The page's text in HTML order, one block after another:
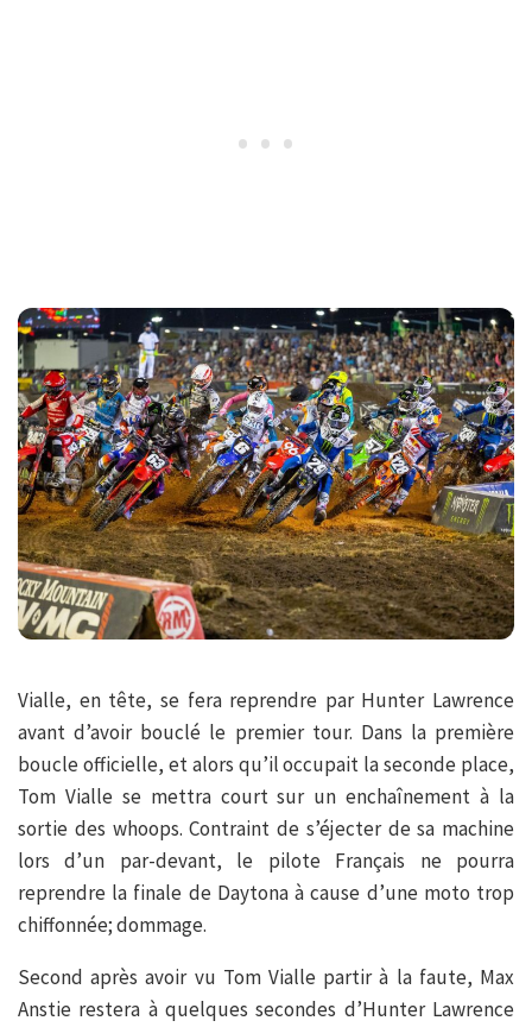
Vialle, en tête, se fera reprendre par Hunter Lawrence
avant d’avoir bouclé le premier tour. Dans la première
boucle officielle, et alors qu’il occupait la seconde place,
Tom Vialle se mettra court sur un enchaînement à la
sortie des whoops. Contraint de s’éjecter de sa machine
lors d’un par-devant, le pilote Français ne pourra
reprendre la finale de Daytona à cause d’une moto trop
chiffonnée; dommage.
Second après avoir vu Tom Vialle partir à la faute, Max
Anstie restera à quelques secondes d’Hunter Lawrence